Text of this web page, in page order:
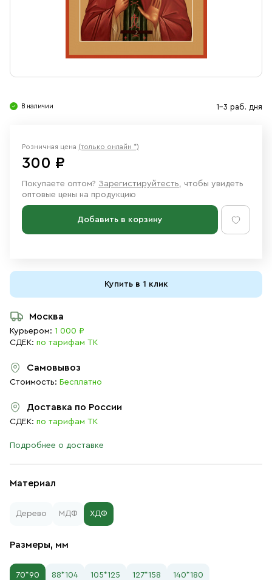
Ювелирные изделия
В наличии 1-3 раб. дня
Материал
Дерево МДФ ХДФ
Размеры, мм
70*90 88*104 105*125 127*158 140*180
Розничная цена (только онлайн *)
300 ₽
Покупаете оптом? Зарегистируйтесть, чтобы увидеть
оптовые цены на продукцию
Добавить в корзину
Купить в 1 клик
Москва
Курьером: 1 000 ₽
СДЕК: по тарифам ТК
Самовывоз
Стоимость: Бесплатно
Доставка по России
СДЕК: по тарифам ТК
Подробнее о доставке